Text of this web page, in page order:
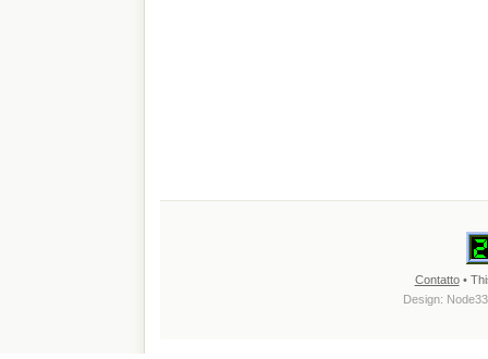
Contatto•
Design: Node33